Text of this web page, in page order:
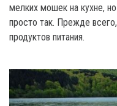
мелких мошек на кухне,
просто так. Прежде
продуктов питания.